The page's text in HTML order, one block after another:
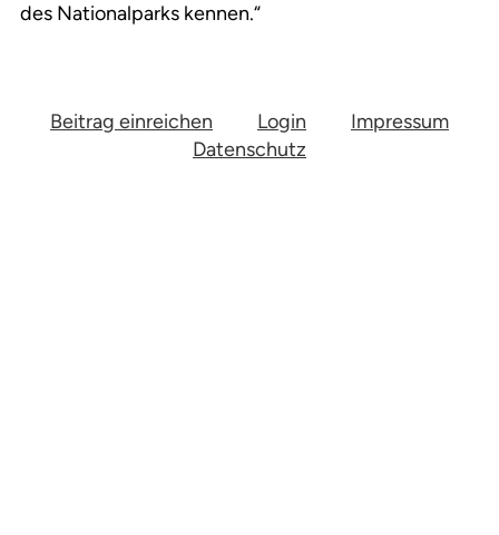
des Nationalparks kennen.“
Beitrag einreichen Login
Impressum
Datenschutz